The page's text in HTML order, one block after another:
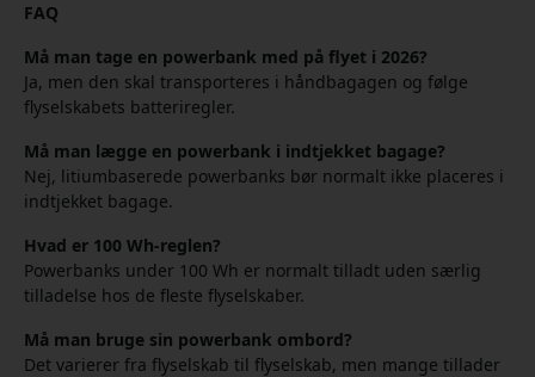
FAQ
Må man tage en powerbank med på flyet i 2026?
Ja, men den skal transporteres i håndbagagen og følge
flyselskabets batteriregler.
Må man lægge en powerbank i indtjekket bagage?
Nej, litiumbaserede powerbanks bør normalt ikke placeres i
indtjekket bagage.
Hvad er 100 Wh-reglen?
Powerbanks under 100 Wh er normalt tilladt uden særlig
tilladelse hos de fleste flyselskaber.
Må man bruge sin powerbank ombord?
Det varierer fra flyselskab til flyselskab, men mange tillader